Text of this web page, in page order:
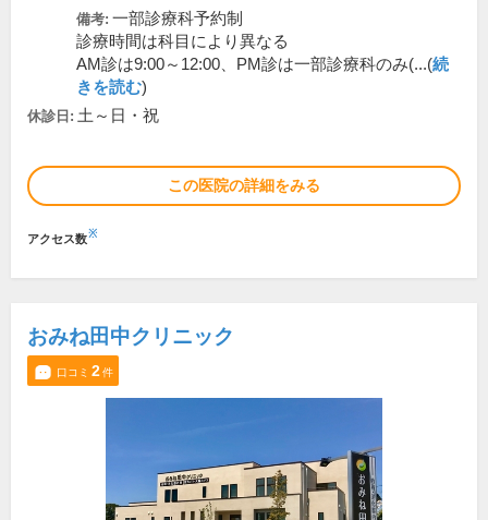
備考: 一部診療科予約制
診療時間は科目により異なる
AM診は9:00～12:00、PM診は一部診療科のみ(...(続
きを読む)
休診日: 土～日・祝
この医院の詳細をみる
アクセス数※
おみね田中クリニック
口コミ 2件